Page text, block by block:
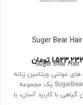
Suger Bear Hair
1,523,232 تومان
Suger Bear Hair
مولتی ویتامین زنانه
SugarBearHair یک مجموعه
گیاهی با کاربرد آسان، با